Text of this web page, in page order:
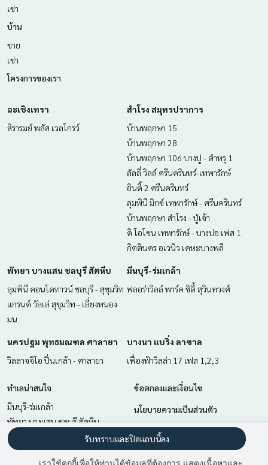
เช่า
บ้าน
ขาย
เช่า
โครงการของเรา
ฉะเชิงเทรา
สิรารมย์ พลัส เวลโกรว์
สำโรง สมุทรปราการ
บ้านพฤกษา 15
บ้านพฤกษา 28
บ้านพฤกษา 106 บางปู - ตำหรุ 1
ลัลลี่ วิลล์ ศรีนครินทร์-เทพารักษ์
อินดี้ 2 ศรีนครินทร์
ลุมพินี มิกซ์ เทพารักษ์ - ศรีนครินทร์
บ้านพฤกษา สำโรง - ปู่เจ้า
ดิ โอโซน เทพารักษ์ - บางบ่อ เฟส 1
กิตตินคร อเวนิว เคหะบางพลี
พัทยา บางแสน ชลบุรี สัตหีบ
ลุมพินี คอนโดทาวน์ ชลบุรี - สุขุมวิท
แกรนด์ วัลเล่ สุขุมวิท - เลี่ยงหนอง
มน
มีนบุรี-ร่มเกล้า
ฟลอร่าวิลล์ พาร์ค ซิตี้ สุวินทวงศ์
นครปฐม พุทธมณฑล ศาลายา
วิลลาจจิโอ ปิ่นเกล้า - ศาลายา
บางนา แบริ่ง ลาซาล
เฟื่องฟ้าวิลล่า 17 เฟส 1,2,3
ทำเลน่าสนใจ
มีนบุรี-ร่มเกล้า
พัทยา บางแสน ชลบุรี สัตหีบ
ฉะเชิงเทรา
สำโรง สมุทรปราการ
ข้อตกลงและเงื่อนไข
นโยบายความเป็นส่วนตัว
เกี่ยวกับเรา
วิธีการฝากขาย-เช่า
รับทราบและปิดแถบนี้ลง